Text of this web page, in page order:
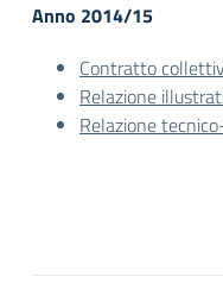
Anno 2014/15
Contratto
Relazione
Relazione